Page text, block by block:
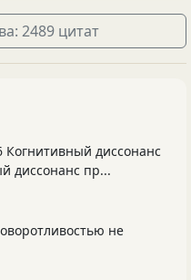
2489 цитат
диссонанс
диссонанс пр...
не